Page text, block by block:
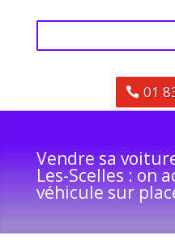
01
Vendre sa
Les-Scelles : on
véhicule sur